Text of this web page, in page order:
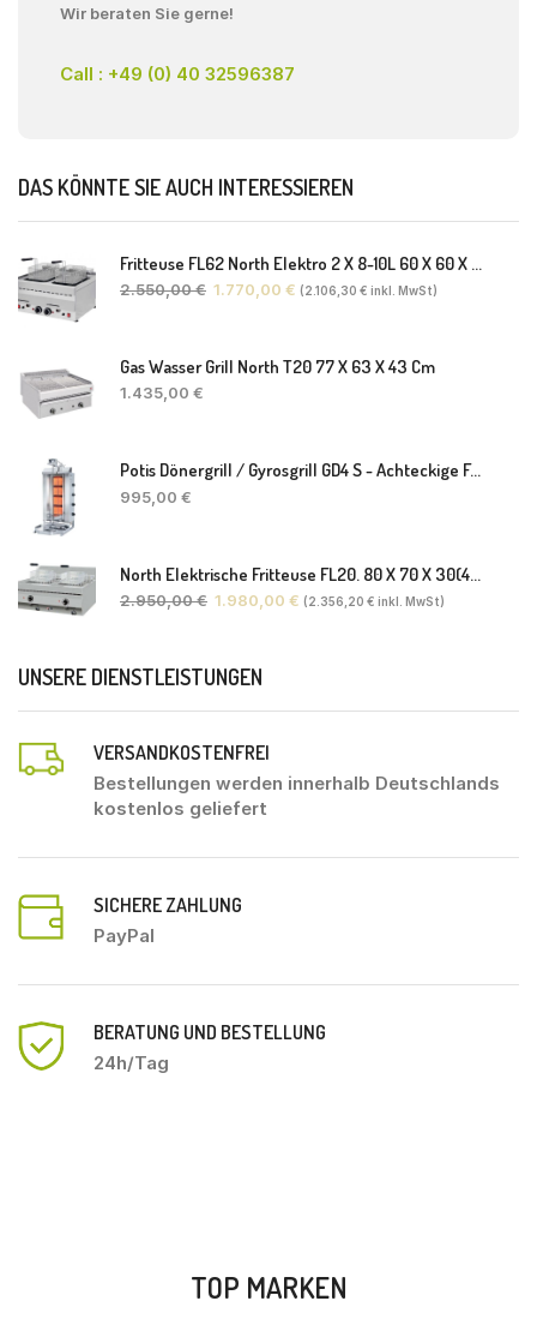
Wir beraten Sie gerne!
Call : +49 (0) 40 32596387
DAS KÖNNTE SIE AUCH INTERESSIEREN
Fritteuse FL62 North Elektro 2 X 8-10L 60 X 60 X 30(38) Cm
2.550,00€ 1.770,00 € (2.106,30 € inkl. MwSt)
Gas Wasser Grill North T20 77 X 63 X 43 Cm
1.435,00 €
Potis Dönergrill / Gyrosgrill GD4 S - Achteckige Fettwanne-Ohne Schaufel
995,00 €
North Elektrische Fritteuse FL20. 80 X 70 X 30(46) Cm
2.950,00€ 1.980,00 € (2.356,20 € inkl. MwSt)
UNSERE DIENSTLEISTUNGEN
VERSANDKOSTENFREI
Bestellungen werden innerhalb Deutschlands
kostenlos geliefert
SICHERE ZAHLUNG
PayPal
BERATUNG UND BESTELLUNG
24h/Tag
TOP MARKEN